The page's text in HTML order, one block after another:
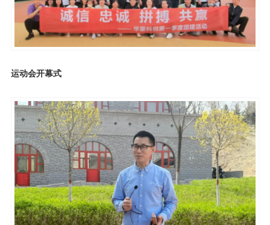
运动会开幕式